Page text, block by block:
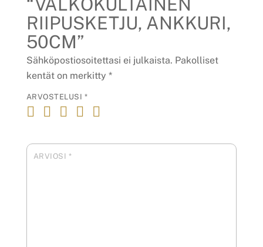
“VALKOKULTAINEN
RIIPUSKETJU, ANKKURI,
50CM”
Sähköpostiosoitettasi ei julkaista. Pakolliset
kentät on merkitty *
ARVOSTELUSI *
ARVIOSI *